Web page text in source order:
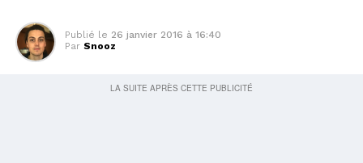
Publié le 26 janvier 2016 à 16:40
Par Snooz